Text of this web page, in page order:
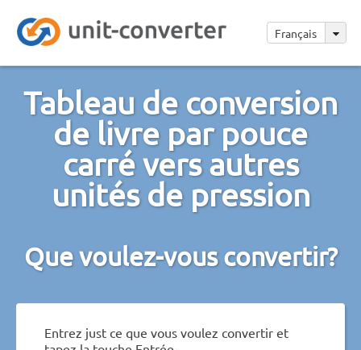
Français
Tableau de conversion
de livre par pouce
carré vers autres
unités de pression
Que voulez-vous convertir?
Entrez just ce que vous voulez convertir et